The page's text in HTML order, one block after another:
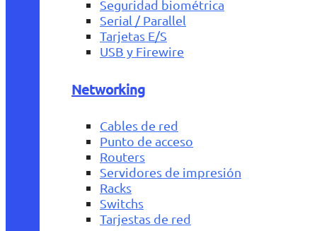
Seguridad biométrica
Serial / Parallel
Tarjetas E/S
USB y Firewire
Networking
Cables de red
Punto de acceso
Routers
Servidores de impresión
Racks
Switchs
Tarjestas de red